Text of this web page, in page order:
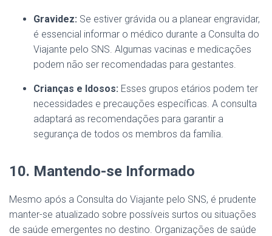
Gravidez: Se estiver grávida ou a planear engravidar,
é essencial informar o médico durante a Consulta do
Viajante pelo SNS. Algumas vacinas e medicações
podem não ser recomendadas para gestantes.
Crianças e Idosos: Esses grupos etários podem ter
necessidades e precauções específicas. A consulta
adaptará as recomendações para garantir a
segurança de todos os membros da família.
10. Mantendo-se Informado
Mesmo após a Consulta do Viajante pelo SNS, é prudente
manter-se atualizado sobre possíveis surtos ou situações
de saúde emergentes no destino. Organizações de saúde